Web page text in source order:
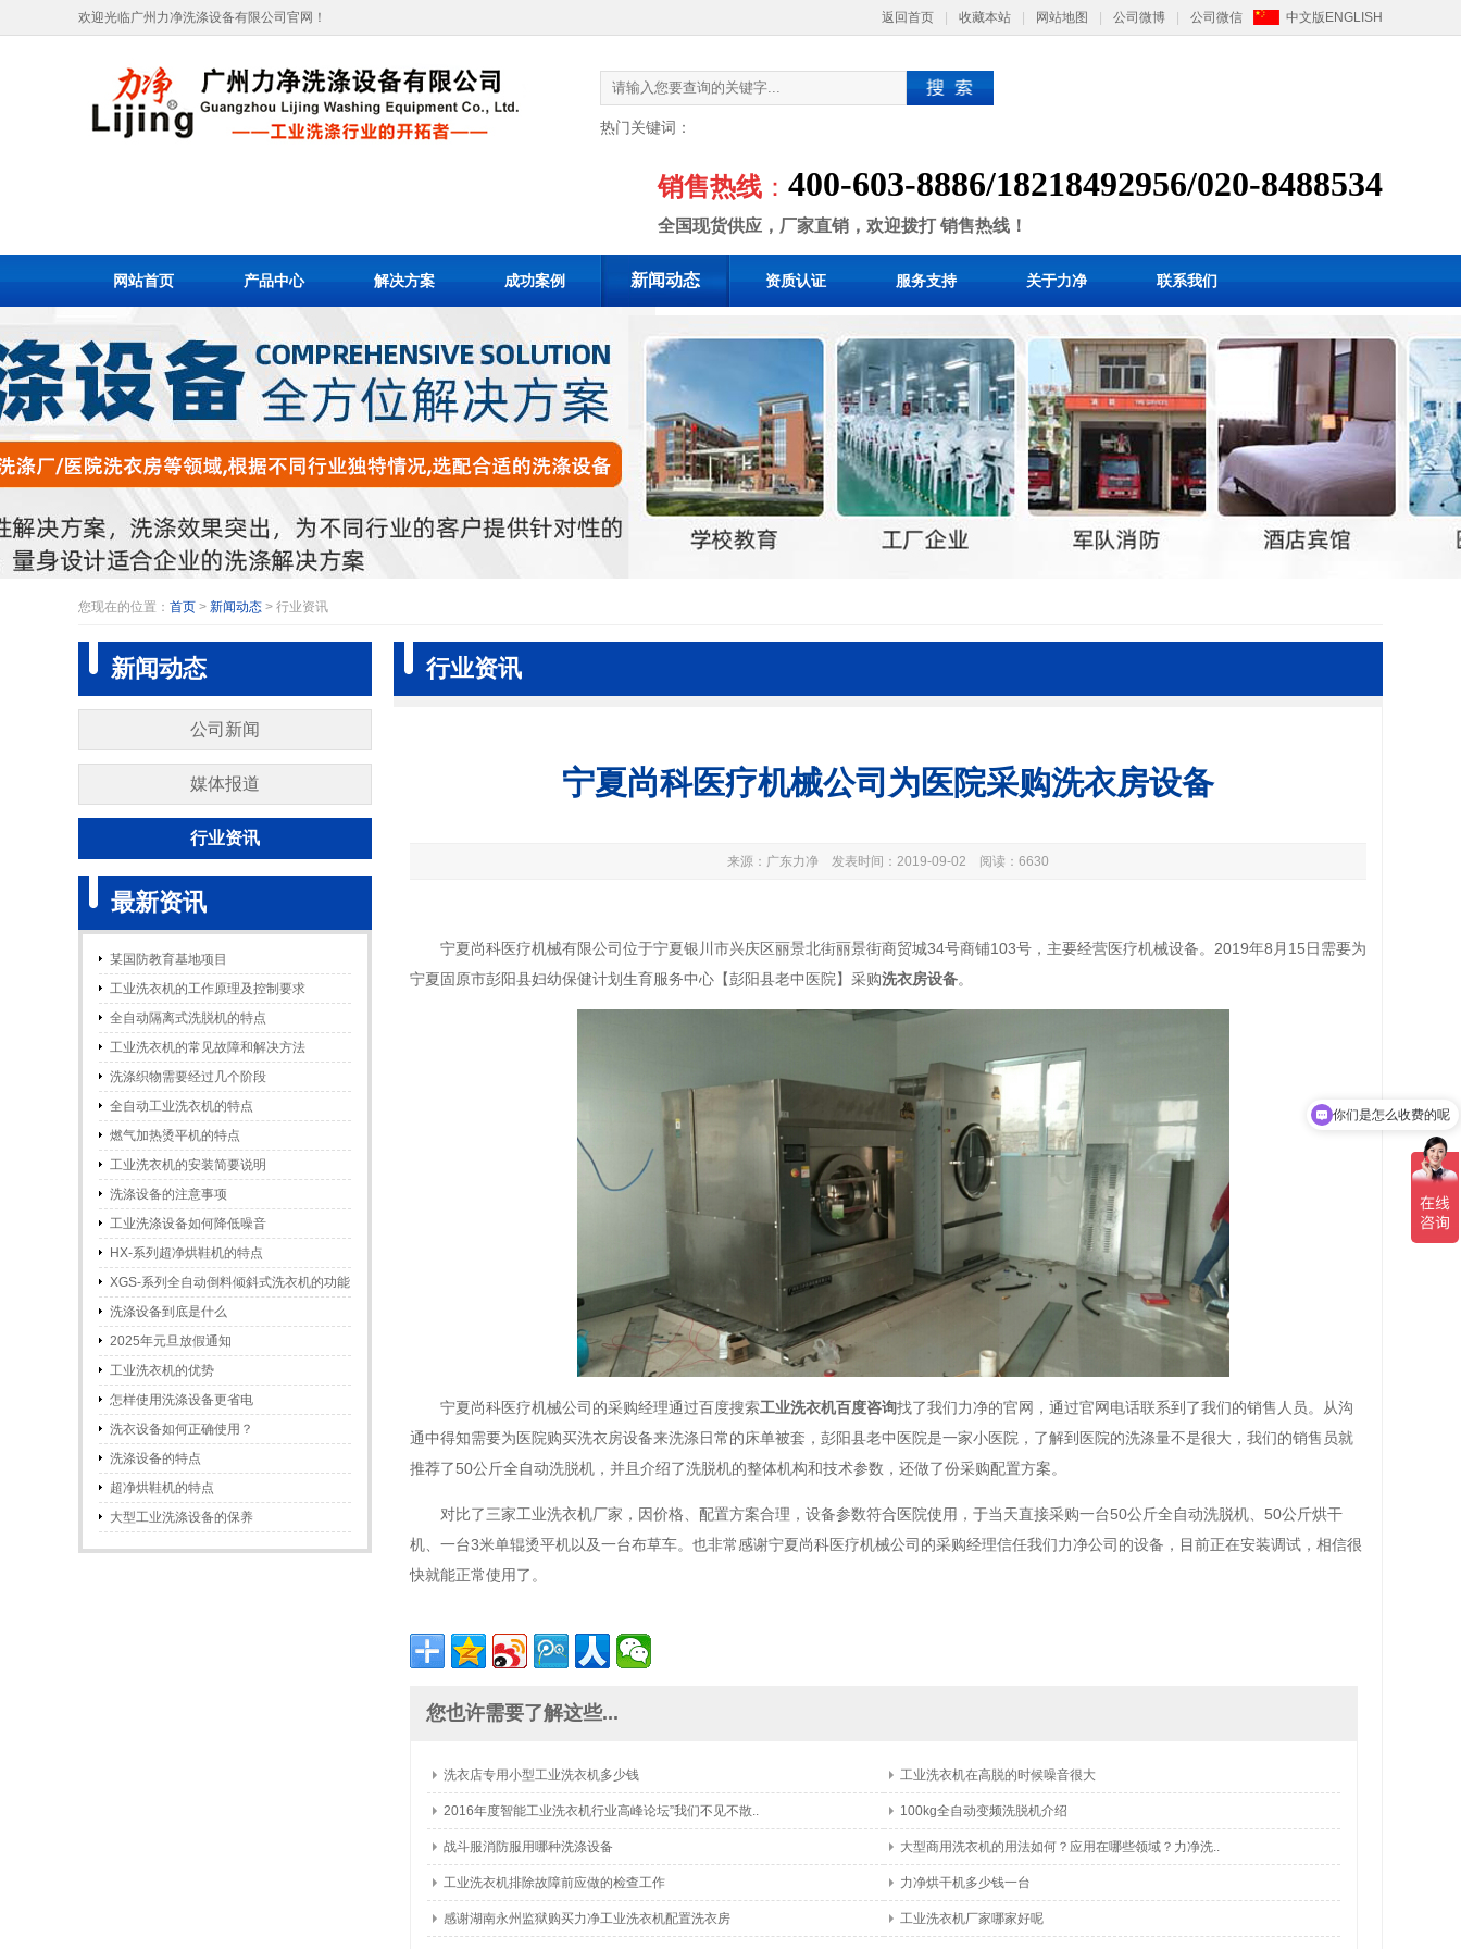
欢迎光临广州力净洗涤设备有限公司官网！ 返回首页 收藏本站 网站地图 公司微博 公司微信 中文版 ENGLISH
热门关键词：
销售热线 ： 400-603-8886/18218492956/020-8488534
全国现货供应，厂家直销，欢迎拨打 销售热线！
网站首页 产品中心 解决方案 成功案例 新闻动态 资质认证 服务支持 关于力净 联系我们
您现在的位置： 首页 > 新闻动态 > 行业资讯
新闻动态
公司新闻
媒体报道
行业资讯
最新资讯
某国防教育基地项目
工业洗衣机的工作原理及控制要求
全自动隔离式洗脱机的特点
工业洗衣机的常见故障和解决方法
洗涤织物需要经过几个阶段
全自动工业洗衣机的特点
燃气加热烫平机的特点
工业洗衣机的安装简要说明
洗涤设备的注意事项
工业洗涤设备如何降低噪音
HX-系列超净烘鞋机的特点
XGS-系列全自动倒料倾斜式洗衣机的功能
和特点
洗涤设备到底是什么
2025年元旦放假通知
工业洗衣机的优势
怎样使用洗涤设备更省电
洗衣设备如何正确使用？
洗涤设备的特点
超净烘鞋机的特点
大型工业洗涤设备的保养
行业资讯
宁夏尚科医疗机械公司为医院采购洗衣房设备
来源：广东力净 发表时间：2019-09-02 阅读：6630
宁夏尚科医疗机械有限公司位于宁夏银川市兴庆区丽景北街丽景街商贸城34号商铺103号，主要经营医疗机械设备。2019年8月15日需要为
宁夏固原市彭阳县妇幼保健计划生育服务中心【彭阳县老中医院】采购洗衣房设备。
宁夏尚科医疗机械公司的采购经理通过百度搜索工业洗衣机百度咨询找了我们力净的官网，通过官网电话联系到了我们的销售人员。从沟
通中得知需要为医院购买洗衣房设备来洗涤日常的床单被套，彭阳县老中医院是一家小医院，了解到医院的洗涤量不是很大，我们的销售员就
推荐了50公斤全自动洗脱机，并且介绍了洗脱机的整体机构和技术参数，还做了份采购配置方案。
对比了三家工业洗衣机厂家，因价格、配置方案合理，设备参数符合医院使用，于当天直接采购一台50公斤全自动洗脱机、50公斤烘干
机 、一台3米单辊烫平机以及一台布草车。也非常感谢宁夏尚科医疗机械公司的采购经理信任我们力净公司的设备，目前正在安装调试，相信很
快就能正常使用了。
您也许需要了解这些...
洗衣店专用小型工业洗衣机多少钱 工业洗衣机在高脱的时候噪音很大
2016年度智能工业洗衣机行业高峰论坛”我们不见不散.. 100kg全自动变频洗脱机介绍
战斗服消防服用哪种洗涤设备 大型商用洗衣机的用法如何？应用在哪些领域？力净洗..
工业洗衣机排除故障前应做的检查工作 力净烘干机多少钱一台
感谢湖南永州监狱购买力净工业洗衣机配置洗衣房 工业洗衣机厂家哪家好呢
现在有优惠活动吗